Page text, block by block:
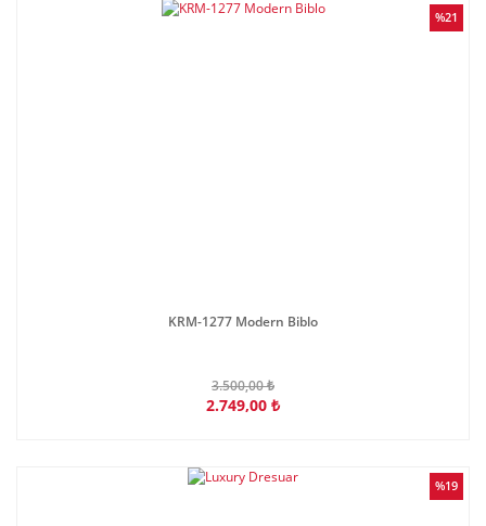
%21
KRM-1277 Modern Biblo
3.500,00 ₺
2.749,00 ₺
%19